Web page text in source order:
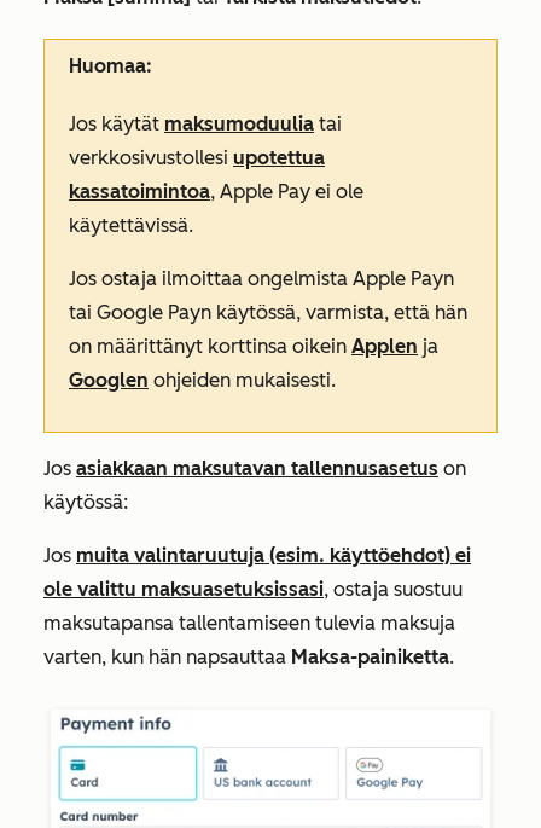
Huomaa:
Jos käytät maksumoduulia tai
verkkosivustollesi upotettua
kassatoimintoa, Apple Pay ei ole
käytettävissä.
Jos ostaja ilmoittaa ongelmista Apple Payn
tai Google Payn käytössä, varmista, että hän
on määrittänyt korttinsa oikein Applen ja
Googlen ohjeiden mukaisesti.
Jos asiakkaan maksutavan tallennusasetus on
käytössä:
Jos muita valintaruutuja (esim. käyttöehdot) ei
ole valittu maksuasetuksissasi, ostaja suostuu
maksutapansa tallentamiseen tulevia maksuja
varten, kun hän napsauttaa Maksa-painiketta.